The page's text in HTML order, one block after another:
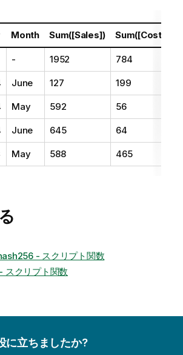
Month Sum([Sales]) Sum([Costs])
- 1952 784
June 127 199
May 592 56
June 645 64
May 588 465
- スクリプト関数
クリプト関数
に立ちましたか?